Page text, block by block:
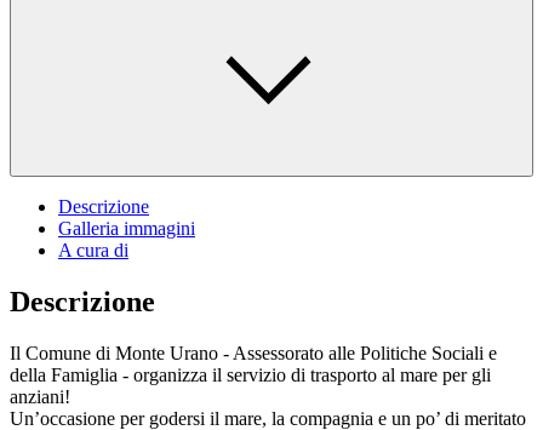
Descrizione
Galleria immagini
A cura di
Descrizione
Il Comune di Monte Urano - Assessorato alle Politiche Sociali e
della Famiglia - organizza il servizio di trasporto al mare per gli
anziani!
Un’occasione per godersi il mare, la compagnia e un po’ di meritato